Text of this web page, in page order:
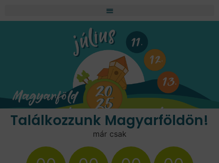
Találkozzunk Magyarföldön!
már csak